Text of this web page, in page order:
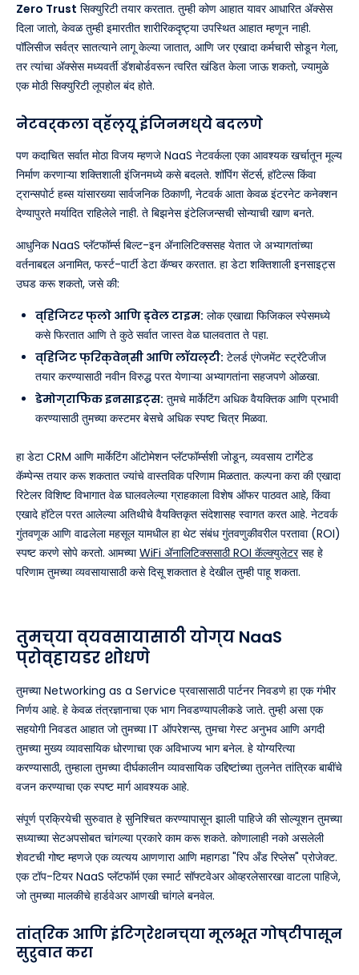
Zero Trust सिक्युरिटी तयार करतात. तुम्ही कोण आहात यावर आधारित ॲक्सेस
दिला जातो, केवळ तुम्ही इमारतीत शारीरिकदृष्ट्या उपस्थित आहात म्हणून नाही.
पॉलिसीज सर्वत्र सातत्याने लागू केल्या जातात, आणि जर एखादा कर्मचारी सोडून गेला,
तर त्यांचा ॲक्सेस मध्यवर्ती डॅशबोर्डवरून त्वरित खंडित केला जाऊ शकतो, ज्यामुळे
एक मोठी सिक्युरिटी लूपहोल बंद होते.
नेटवर्कला व्हॅल्यू इंजिनमध्ये बदलणे
पण कदाचित सर्वात मोठा विजय म्हणजे NaaS नेटवर्कला एका आवश्यक खर्चातून मूल्य
निर्माण करणाऱ्या शक्तिशाली इंजिनमध्ये कसे बदलते. शॉपिंग सेंटर्स, हॉटेल्स किंवा
ट्रान्सपोर्ट हब्स यांसारख्या सार्वजनिक ठिकाणी, नेटवर्क आता केवळ इंटरनेट कनेक्शन
देण्यापुरते मर्यादित राहिलेले नाही. ते बिझनेस इंटेलिजन्सची सोन्याची खाण बनते.
आधुनिक NaaS प्लॅटफॉर्म्स बिल्ट-इन ॲनालिटिक्ससह येतात जे अभ्यागतांच्या
वर्तनाबद्दल अनामित, फर्स्ट-पार्टी डेटा कॅप्चर करतात. हा डेटा शक्तिशाली इनसाइट्स
उघड करू शकतो, जसे की:
व्हिजिटर फ्लो आणि ड्वेल टाइम: लोक एखाद्या फिजिकल स्पेसमध्ये
कसे फिरतात आणि ते कुठे सर्वात जास्त वेळ घालवतात ते पहा.
व्हिजिट फ्रिक्वेन्सी आणि लॉयल्टी: टेलर्ड एंगेजमेंट स्ट्रॅटेजीज
तयार करण्यासाठी नवीन विरुद्ध परत येणाऱ्या अभ्यागतांना सहजपणे ओळखा.
डेमोग्राफिक इनसाइट्स: तुमचे मार्केटिंग अधिक वैयक्तिक आणि प्रभावी
करण्यासाठी तुमच्या कस्टमर बेसचे अधिक स्पष्ट चित्र मिळवा.
हा डेटा CRM आणि मार्केटिंग ऑटोमेशन प्लॅटफॉर्म्सशी जोडून, व्यवसाय टार्गेटेड
कॅम्पेन्स तयार करू शकतात ज्यांचे वास्तविक परिणाम मिळतात. कल्पना करा की एखादा
रिटेलर विशिष्ट विभागात वेळ घालवलेल्या ग्राहकाला विशेष ऑफर पाठवत आहे, किंवा
एखादे हॉटेल परत आलेल्या अतिथीचे वैयक्तिकृत संदेशासह स्वागत करत आहे. नेटवर्क
गुंतवणूक आणि वाढलेला महसूल यामधील हा थेट संबंध गुंतवणुकीवरील परतावा (ROI)
स्पष्ट करणे सोपे करतो. आमच्याWiFi ॲनालिटिक्ससाठी ROI कॅल्क्युलेटरसह हे
परिणाम तुमच्या व्यवसायासाठी कसे दिसू शकतात हे देखील तुम्ही पाहू शकता.
तुमच्या व्यवसायासाठी योग्य NaaS
प्रोव्हायडर शोधणे
तुमच्या Networking as a Service प्रवासासाठी पार्टनर निवडणे हा एक गंभीर
निर्णय आहे. हे केवळ तंत्रज्ञानाचा एक भाग निवडण्यापलीकडे जाते. तुम्ही असा एक
सहयोगी निवडत आहात जो तुमच्या IT ऑपरेशन्स, तुमचा गेस्ट अनुभव आणि अगदी
तुमच्या मुख्य व्यावसायिक धोरणाचा एक अविभाज्य भाग बनेल. हे योग्यरित्या
करण्यासाठी, तुम्हाला तुमच्या दीर्घकालीन व्यावसायिक उद्दिष्टांच्या तुलनेत तांत्रिक बाबींचे
वजन करण्याचा एक स्पष्ट मार्ग आवश्यक आहे.
संपूर्ण प्रक्रियेची सुरुवात हे सुनिश्चित करण्यापासून झाली पाहिजे की सोल्यूशन तुमच्या
सध्याच्या सेटअपसोबत चांगल्या प्रकारे काम करू शकते. कोणालाही नको असलेली
शेवटची गोष्ट म्हणजे एक व्यत्यय आणणारा आणि महागडा "रिप अँड रिप्लेस" प्रोजेक्ट.
एक टॉप-टियर NaaS प्लॅटफॉर्म एका स्मार्ट सॉफ्टवेअर ओव्हरलेसारखा वाटला पाहिजे,
जो तुमच्या मालकीचे हार्डवेअर आणखी चांगले बनवेल.
तांत्रिक आणि इंटिग्रेशनच्या मूलभूत गोष्टींपासून
सुरुवात करा